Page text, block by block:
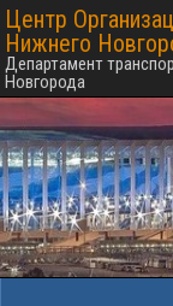
Центр
Нижнего
Департамент
Новгорода